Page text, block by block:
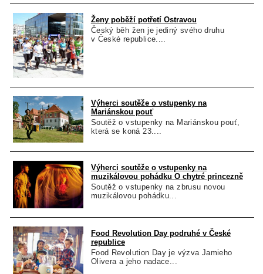
Ženy poběží potřetí Ostravou
Český běh žen je jediný svého druhu
v České republice....
Výherci soutěže o vstupenky na
Mariánskou pouť
Soutěž o vstupenky na Mariánskou pouť,
která se koná 23....
Výherci soutěže o vstupenky na
muzikálovou pohádku O chytré princezně
Soutěž o vstupenky na zbrusu novou
muzikálovou pohádku...
Food Revolution Day podruhé v České
republice
Food Revolution Day je výzva Jamieho
Olivera a jeho nadace...